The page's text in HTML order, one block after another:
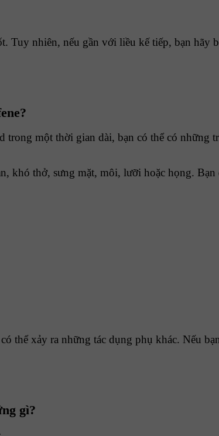
Tuy nhiên, nếu gần với liều kế tiếp, bạn
một thời gian dài, bạn có thể có những
khó thở, sưng mặt, môi, lưỡi hoặc họng.
thể xảy ra những tác dụng phụ khác. Nếu
gì?